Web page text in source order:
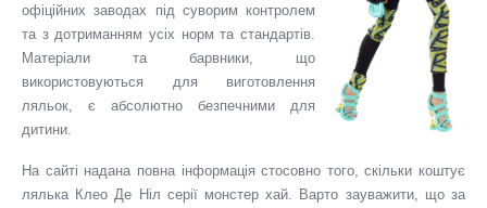
офіційних заводах під суворим контролем
та з дотриманням усіх норм та стандартів.
Матеріали та барвники, що
використовуються для виготовлення
ляльок, є абсолютно безпечними для
дитини.
На сайті надана повна інформація стосовно того, скільки коштує
лялька Клео Де Ніл серії монстер хай. Варто зауважити, що за